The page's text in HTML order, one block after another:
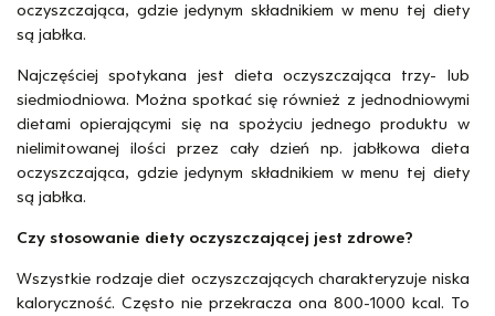
oczyszczająca, gdzie jedynym składnikiem w menu tej diety
są jabłka.
Najczęściej spotykana jest dieta oczyszczająca trzy- lub
siedmiodniowa. Można spotkać się również z jednodniowymi
dietami opierającymi się na spożyciu jednego produktu w
nielimitowanej ilości przez cały dzień np. jabłkowa dieta
oczyszczająca, gdzie jedynym składnikiem w menu tej diety
są jabłka.
Czy stosowanie diety oczyszczającej jest zdrowe?
Wszystkie rodzaje diet oczyszczających charakteryzuje niska
kaloryczność. Często nie przekracza ona 800-1000 kcal. To